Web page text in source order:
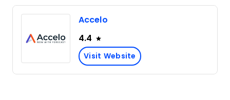
Accelo
4.4
Visit Website